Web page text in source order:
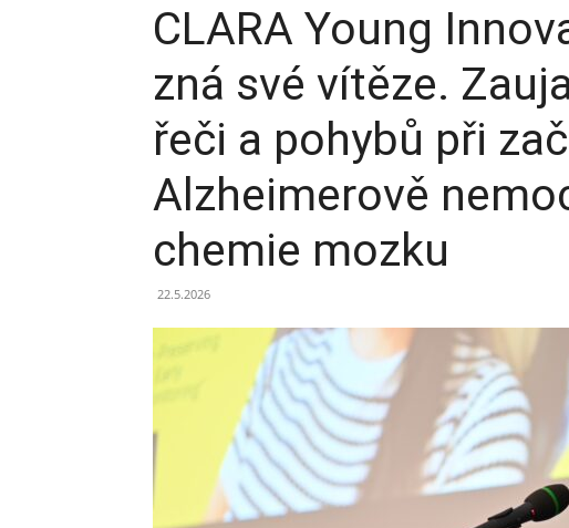
CLARA Young
zná své vítěze.
řeči a pohybů při
Alzheimerově
chemie mozku
22.5.2026